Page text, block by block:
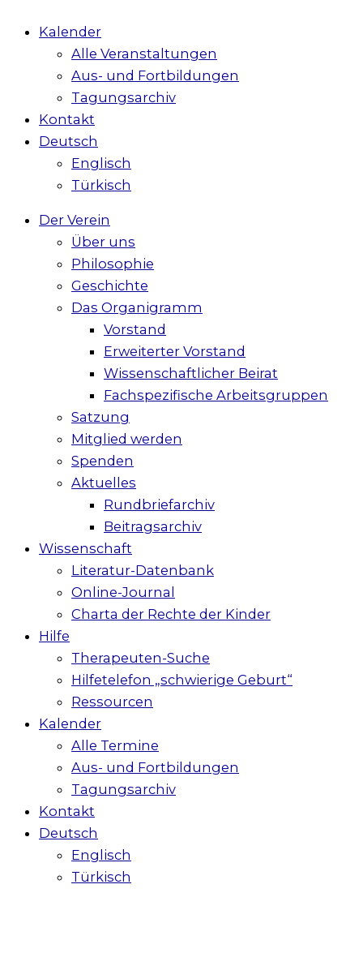
Kalender
Alle Veranstaltungen
Aus- und Fortbildungen
Tagungsarchiv
Kontakt
Deutsch
Englisch
Türkisch
Der Verein
Über uns
Philosophie
Geschichte
Das Organigramm
Vorstand
Erweiterter Vorstand
Wissenschaftlicher Beirat
Fachspezifische Arbeitsgruppen
Satzung
Mitglied werden
Spenden
Aktuelles
Rundbriefarchiv
Beitragsarchiv
Wissenschaft
Literatur-Datenbank
Online-Journal
Charta der Rechte der Kinder
Hilfe
Therapeuten-Suche
Hilfetelefon „schwierige Geburt“
Ressourcen
Kalender
Alle Termine
Aus- und Fortbildungen
Tagungsarchiv
Kontakt
Deutsch
Englisch
Türkisch